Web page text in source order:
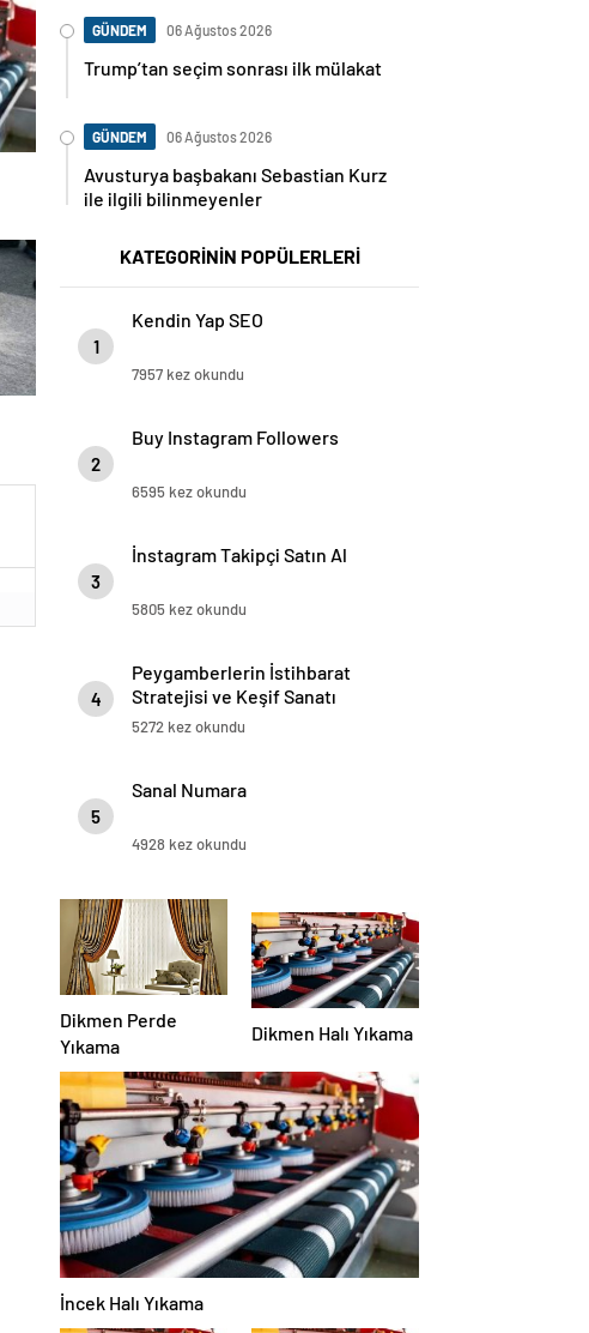
GÜNDEM 06 Ağustos 2026
Trump’tan seçim sonrası ilk mülakat
GÜNDEM 06 Ağustos 2026
Avusturya başbakanı Sebastian Kurz
ile ilgili bilinmeyenler
KATEGORİNİN POPÜLERLERİ
1
Kendin Yap SEO
7957 kez okundu
2
Buy Instagram Followers
6595 kez okundu
3
İnstagram Takipçi Satın Al
5805 kez okundu
4
Peygamberlerin İstihbarat
Stratejisi ve Keşif Sanatı
5272 kez okundu
5
Sanal Numara
4928 kez okundu
Dikmen Perde
Yıkama
Dikmen Halı Yıkama
İncek Halı Yıkama